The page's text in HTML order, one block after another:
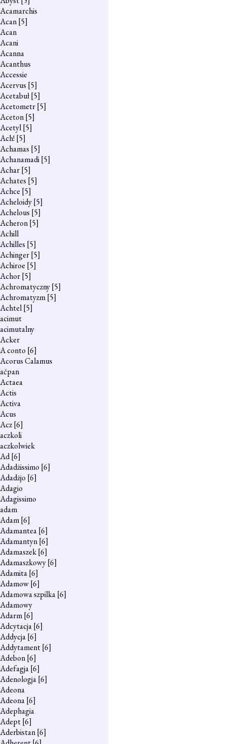
Acamarchis
Acan[5]
Acan
Acani
Acanna
Acanthus
Accessie
Acervus [5]
Acetabuł[5]
Acetometr[5]
Aceton[5]
Acetyl[5]
Ach! [5]
Achamas [5]
Achanamadi[5]
Achar[5]
Achates [5]
Achce [5]
Acheloidy[5]
Achelous [5]
Acheron[5]
Achill
Achilles [5]
Achinger[5]
Achiroe [5]
Achor[5]
Achromatyczny[5]
Achromatyzm[5]
Achtel[5]
acimut
acimutalny
Acker
A conto [6]
Acorus Calamus
aćpan
Actaea
Actis
Activa
Acus
Acz[6]
aczkoli
aczkolwiek
Ad[6]
Adadżissimo [6]
Adadżjo [6]
Adagio
Adagissimo
adam
Adam[6]
Adamantea[6]
Adamantyn[6]
Adamaszek[6]
Adamaszkowy[6]
Adamita[6]
Adamow[6]
Adamowa szpilka[6]
Adamowy
Adarm[6]
Adcytacja[6]
Addycja[6]
Addytament[6]
Adebon[6]
Adefagja[6]
Adenologja[6]
Adeona
Adeona[6]
Adephagia
Adept[6]
Aderbistan[6]